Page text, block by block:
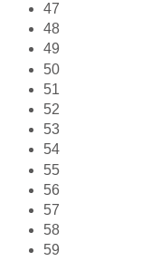
47
48
49
50
51
52
53
54
55
56
57
58
59